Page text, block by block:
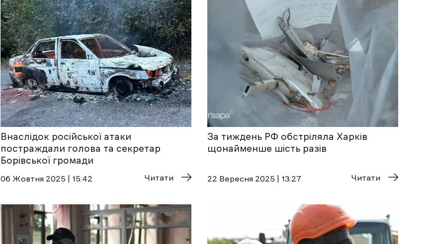
Внаслідок російської атаки
постраждали голова та секретар
Борівської громади
06 Жовтня 2025 | 15:42 Читати
За тиждень РФ обстріляла Харків
щонайменше шість разів
22 Вересня 2025 | 13:27 Читати